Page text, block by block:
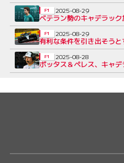
ベテラン勢のキャデラッ
F1 2025-08-29
有利な条件を引き出そう
F1 2025-08-29
ボッタス＆ペレス、キャ
F1 2025-08-28